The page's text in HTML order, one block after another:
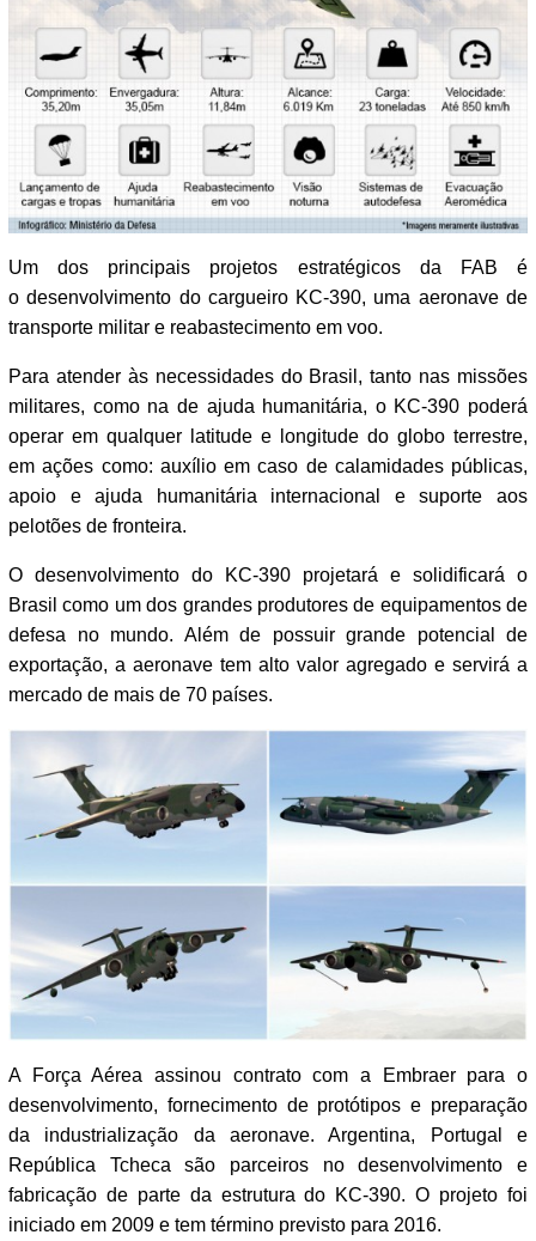
Um dos principais projetos estratégicos da FAB é
o desenvolvimento do cargueiro KC-390, uma aeronave de
transporte militar e reabastecimento em voo.
Para atender às necessidades do Brasil, tanto nas missões
militares, como na de ajuda humanitária, o KC-390 poderá
operar em qualquer latitude e longitude do globo terrestre,
em ações como: auxílio em caso de calamidades públicas,
apoio e ajuda humanitária internacional e suporte aos
pelotões de fronteira.
O desenvolvimento do KC-390 projetará e solidificará o
Brasil como um dos grandes produtores de equipamentos de
defesa no mundo. Além de possuir grande potencial de
exportação, a aeronave tem alto valor agregado e servirá a
mercado de mais de 70 países.
A Força Aérea assinou contrato com a Embraer para o
desenvolvimento, fornecimento de protótipos e preparação
da industrialização da aeronave. Argentina, Portugal e
República Tcheca são parceiros no desenvolvimento e
fabricação de parte da estrutura do KC-390. O projeto foi
iniciado em 2009 e tem término previsto para 2016.